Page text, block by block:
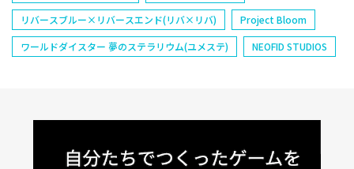
リバースブルー×リバースエンド(リバ×リバ)
Project Bloom
ワールドダイスター 夢のステラリウム(ユメステ)
NEOFID STUDIOS